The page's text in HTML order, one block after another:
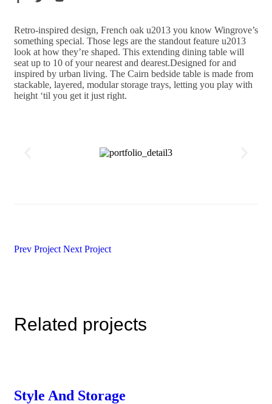
Retro-inspired design, French oak u2013 you know Wingrove’s
something special. Those legs are the standout feature u2013
look at how they’re shaped. This extending dining table will
seat up to 10 of your nearest and dearest.Designed for and
inspired by urban living. The Cairn bedside table is made from
stackable, layered, modular storage trays, letting you play with
height ‘til you get it just right.
Prev Project Next Project
Related projects
Style And Storage